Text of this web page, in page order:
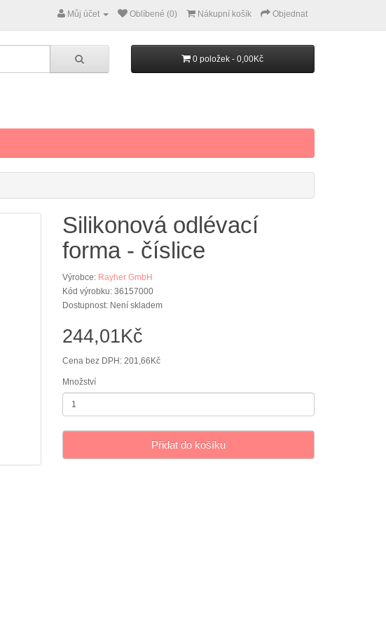
Můj účet Oblíbené (0) Nákupní košík Objednat
0 položek - 0,00Kč
Silikonová odlévací
forma - číslice
Výrobce: Rayher GmbH
Kód výrobku: 36157000
Dostupnost: Není skladem
244,01Kč
Cena bez DPH: 201,66Kč
Množství
Přidat do košíku